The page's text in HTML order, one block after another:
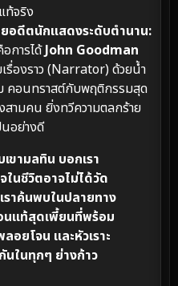
ท้จริง
อดีตนักแสดงระดับตำนาน:
อการได้John Goodman
รื่องราว (Narrator) ด้วยน้ำ
คอนทราสต์กับพฤติกรรมสุด
ามคน ยิ่งทวีความตลกร้าย
นอย่างดี
ขามลทิน บอกเรา
ในชีวิตอาจไม่ได้วัด
าค้นพบในปลายทาง
นแท้สุดเพี้ยนที่พร้อม
อยโจน และหัวเราะ
นในทุกๆ ย่างก้าว